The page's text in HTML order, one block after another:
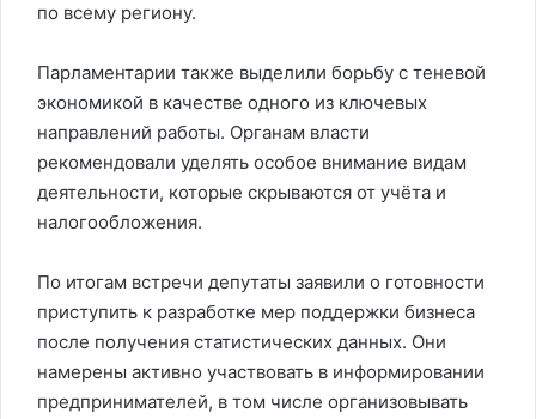
по всему региону.
Парламентарии также выделили борьбу с теневой
экономикой в качестве одного из ключевых
направлений работы. Органам власти
рекомендовали уделять особое внимание видам
деятельности, которые скрываются от учёта и
налогообложения.
По итогам встречи депутаты заявили о готовности
приступить к разработке мер поддержки бизнеса
после получения статистических данных. Они
намерены активно участвовать в информировании
предпринимателей, в том числе организовывать